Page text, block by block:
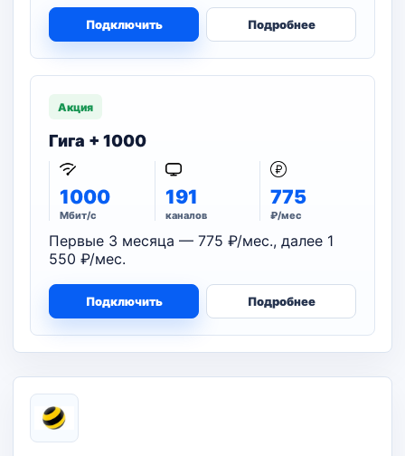
Подключить Подробнее
Акция
Гига + 1000
1000
Мбит/с
191
каналов
775
₽/мес
Первые 3 месяца — 775 ₽/мес., далее 1
550 ₽/мес.
Подключить Подробнее